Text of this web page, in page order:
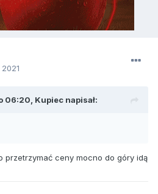
06:20, Kupiec napisał:
przetrzymać ceny mocno do góry idą